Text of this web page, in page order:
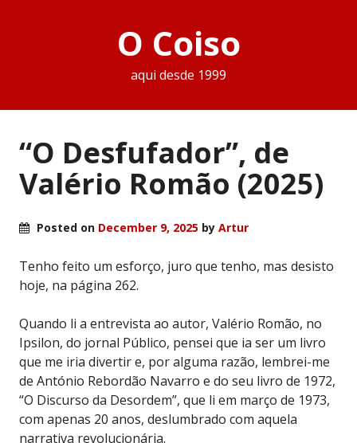
O Coiso
aqui desde 1999
“O Desfufador”, de
Valério Romão (2025)
Posted on December 9, 2025 by Artur
Tenho feito um esforço, juro que tenho, mas desisto
hoje, na página 262.
Quando li a entrevista ao autor, Valério Romão, no
Ipsilon, do jornal Público, pensei que ia ser um livro
que me iria divertir e, por alguma razão, lembrei-me
de António Rebordão Navarro e do seu livro de 1972,
“O Discurso da Desordem”, que li em março de 1973,
com apenas 20 anos, deslumbrado com aquela
narrativa revolucionária.